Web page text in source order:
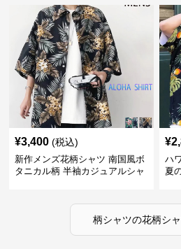
¥3,400 (税込)
新作メンズ花柄シャツ 南国風ボ
タニカル柄 半袖カジュアルシャ
¥
ハ
夏
柄シャツの花柄シ